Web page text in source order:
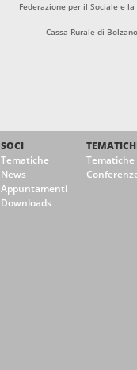
Federazione per il Sociale e
Cassa Rurale di
SOCI
Tematiche
News
Appuntamenti
Downloads
Tematiche